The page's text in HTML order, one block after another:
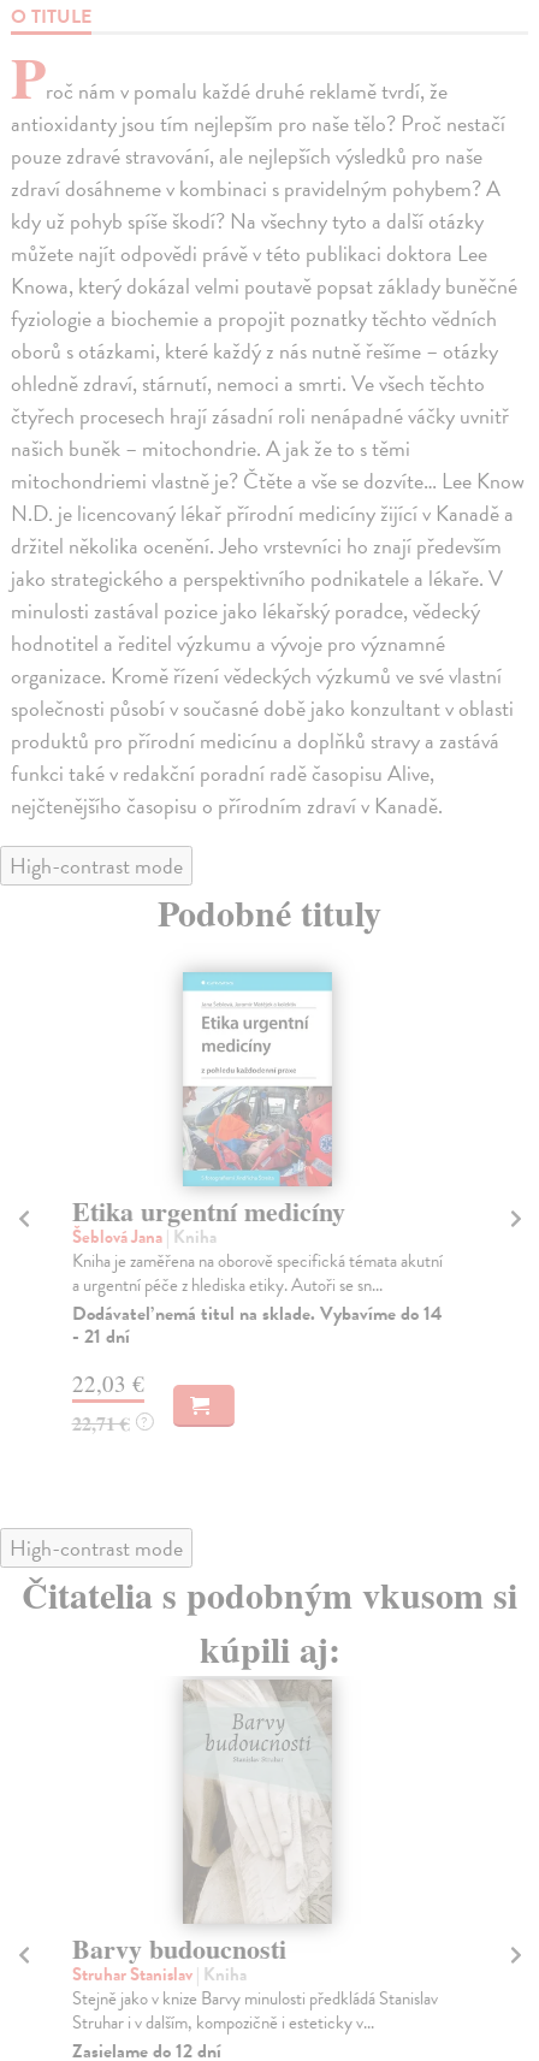
O TITULE
Proč nám v pomalu každé druhé reklamě tvrdí, že
antioxidanty jsou tím nejlepším pro naše tělo? Proč nestačí
pouze zdravé stravování, ale nejlepších výsledků pro naše
zdraví dosáhneme v kombinaci s pravidelným pohybem? A
kdy už pohyb spíše škodí? Na všechny tyto a další otázky
můžete najít odpovědi právě v této publikaci doktora Lee
Knowa, který dokázal velmi poutavě popsat základy buněčné
fyziologie a biochemie a propojit poznatky těchto vědních
oborů s otázkami, které každý z nás nutně řešíme – otázky
ohledně zdraví, stárnutí, nemoci a smrti. Ve všech těchto
čtyřech procesech hrají zásadní roli nenápadné váčky uvnitř
našich buněk – mitochondrie. A jak že to s těmi
mitochondriemi vlastně je? Čtěte a vše se dozvíte… Lee Know
N.D. je licencovaný lékař přírodní medicíny žijící v Kanadě a
držitel několika ocenění. Jeho vrstevníci ho znají především
jako strategického a perspektivního podnikatele a lékaře. V
minulosti zastával pozice jako lékařský poradce, vědecký
hodnotitel a ředitel výzkumu a vývoje pro významné
organizace. Kromě řízení vědeckých výzkumů ve své vlastní
společnosti působí v současné době jako konzultant v oblasti
produktů pro přírodní medicínu a doplňků stravy a zastává
funkci také v redakční poradní radě časopisu Alive,
nejčtenějšího časopisu o přírodním zdraví v Kanadě.
High-contrast mode
Podobné tituly
Etika urgentní medicíny
Šeblová Jana| Kniha
Kniha je zaměřena na oborově specifická témata akutní
a urgentní péče z hlediska etiky. Autoři se sn...
Dodávateľ nemá titul na sklade. Vybavíme do 14
- 21 dní
22,03 €
22,71 € ?
High-contrast mode
Čitatelia s podobným vkusom si
kúpili aj:
Barvy budoucnosti
Struhar Stanislav| Kniha
Stejně jako v knize Barvy minulosti předkládá Stanislav
Struhar i v dalším, kompozičně i esteticky v...
Zasielame do 12 dní